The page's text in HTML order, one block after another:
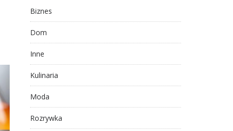
Biznes
Dom
Inne
Kulinaria
Moda
Rozrywka